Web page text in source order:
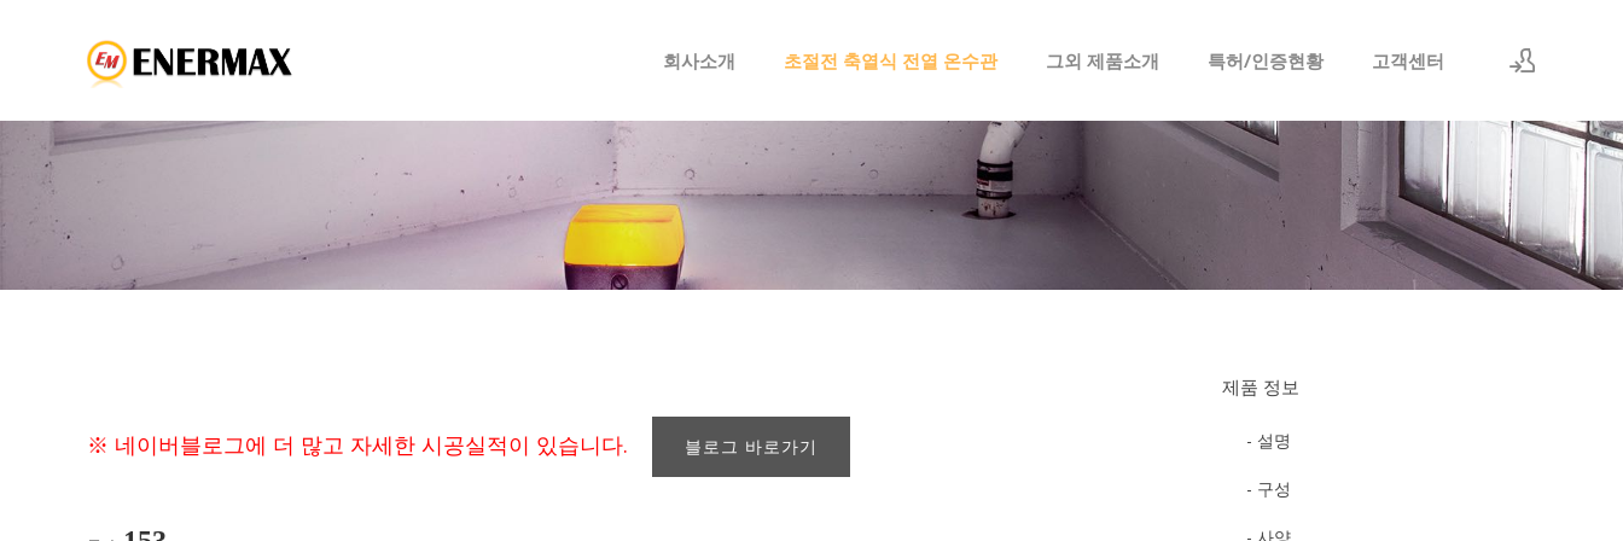
로그인
회원가입
회사소개 초절전 축열식 전열 온수관 그외 제품소개 특허/인증현황 고객센터
제품 정보
- 설명
- 구성
※ 네이버블로그에 더 많고 자세한 시공실적이 있습니다. 블로그 바로가기